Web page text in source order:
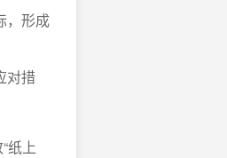
，形成
对措
纸上